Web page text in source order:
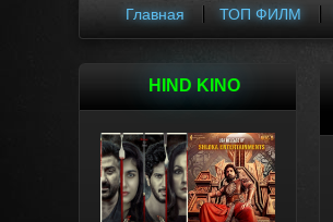
ТОП ФИЛМ
Главная
HIND KINO